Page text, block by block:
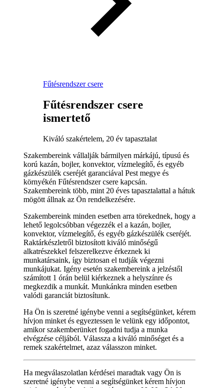
Fűtésrendszer csere
Fűtésrendszer csere
ismertető
Kiváló szakértelem, 20 év tapasztalat
Szakembereink vállalják bármilyen márkájú, típusú és
korú kazán, bojler, konvektor, vízmelegítő, és egyéb
gázkészülék cseréjét garanciával Pest megye és
környékén Fűtésrendszer csere kapcsán.
Szakembereink több, mint 20 éves tapasztalattal a hátuk
mögött állnak az Ön rendelkezésére.
Szakembereink minden esetben arra törekednek, hogy a
lehető legolcsóbban végezzék el a kazán, bojler,
konvektor, vízmelegítő, és egyéb gázkészülék cseréjét.
Raktárkészletről biztosított kiváló minőségű
alkatrészekkel felszerelkezve érkeznek ki
munkatársaink, így biztosan el tudják végezni
munkájukat. Igény esetén szakembereink a jelzéstől
számított 1 órán belül kiérkeznek a helyszínre és
megkezdik a munkát. Munkánkra minden esetben
valódi garanciát biztosítunk.
Ha Ön is szeretné igénybe venni a segítségünket, kérem
hívjon minket és egyeztessen le velünk egy időpontot,
amikor szakemberünket fogadni tudja a munka
elvégzése céljából. Válassza a kiváló minőséget és a
remek szakértelmet, azaz válasszon minket.
Ha megválaszolatlan kérdései maradtak vagy Ön is
szeretné igénybe venni a segítségünket kérem hívjon